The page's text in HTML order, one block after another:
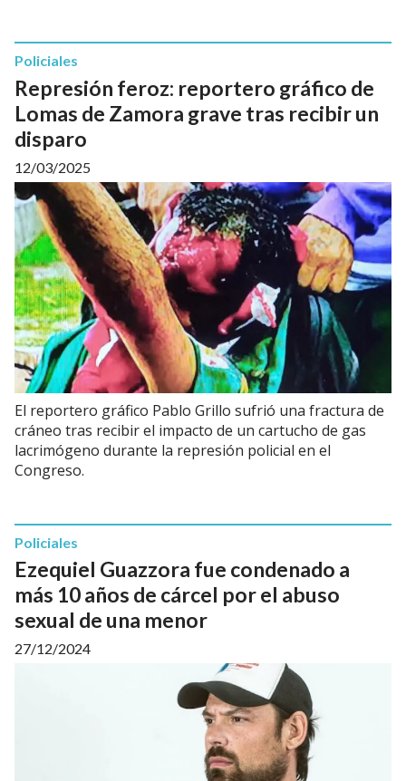
Represión feroz: reportero gráfico de
Lomas de Zamora grave tras recibir un
disparo
Policiales
12/03/2025
El reportero gráfico Pablo Grillo sufrió una fractura de
cráneo tras recibir el impacto de un cartucho de gas
lacrimógeno durante la represión policial en el
Congreso.
Ezequiel Guazzora fue condenado a
más 10 años de cárcel por el abuso
sexual de una menor
Policiales
27/12/2024